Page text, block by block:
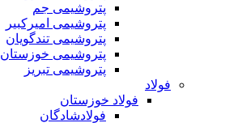
پتروشیمی جم
پتروشیمی امیرکبیر
پتروشیمی تندگویان
پتروشیمی خوزستان
پتروشیمی تبریز
فولاد
فولاد خوزستان
فولادشادگان